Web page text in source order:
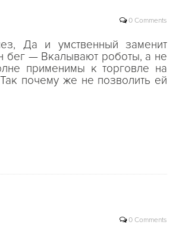
0 Comments
Да и умственный заменит
бег — Вкалывают роботы, а не
применимы к торговле на
почему же не позволить ей
0 Comments